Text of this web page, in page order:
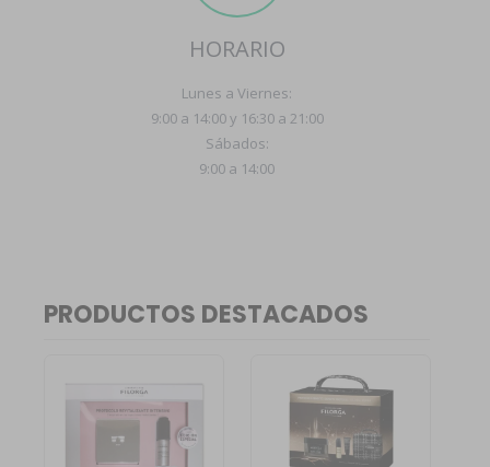
HORARIO
Lunes a Viernes:
9:00 a 14:00 y 16:30 a 21:00
Sábados:
9:00 a 14:00